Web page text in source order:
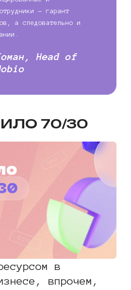
— гарант
а следовательно и
Head of
70/30
в
впрочем,